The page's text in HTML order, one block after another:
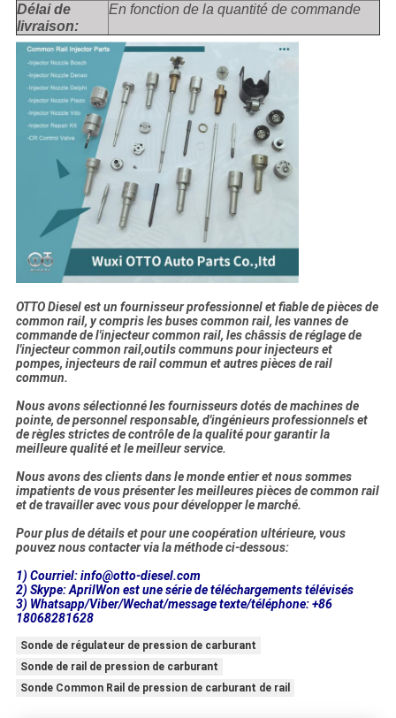
Délai de
livraison:
En fonction de la quantité de commande
OTTO Diesel est un fournisseur professionnel et fiable de pièces de
common rail, y compris les buses common rail, les vannes de
commande de l'injecteur common rail, les châssis de réglage de
l'injecteur common rail,outils communs pour injecteurs et
pompes, injecteurs de rail commun et autres pièces de rail
commun.
Nous avons sélectionné les fournisseurs dotés de machines de
pointe, de personnel responsable, d'ingénieurs professionnels et
de règles strictes de contrôle de la qualité pour garantir la
meilleure qualité et le meilleur service.
Nous avons des clients dans le monde entier et nous sommes
impatients de vous présenter les meilleures pièces de common rail
et de travailler avec vous pour développer le marché.
Pour plus de détails et pour une coopération ultérieure, vous
pouvez nous contacter via la méthode ci-dessous:
1) Courriel: info@otto-diesel.com
2) Skype: AprilWon est une série de téléchargements télévisés
3) Whatsapp/Viber/Wechat/message texte/téléphone: +86
18068281628
Sonde de régulateur de pression de carburant
Sonde de rail de pression de carburant
Sonde Common Rail de pression de carburant de rail